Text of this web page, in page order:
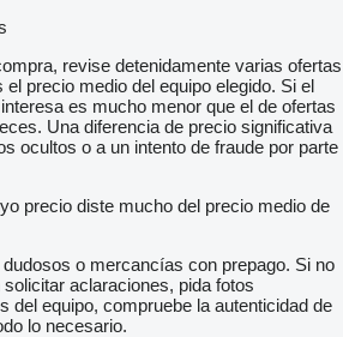
revise detenidamente varias ofertas
precio medio del equipo elegido. Si el
es mucho menor que el de ofertas
Una diferencia de precio significativa
ocultos o a un intento de fraude por parte
precio diste mucho del precio medio de
o mercancías con prepago. Si no
aclaraciones, pida fotos
del equipo, compruebe la autenticidad de
lo necesario.